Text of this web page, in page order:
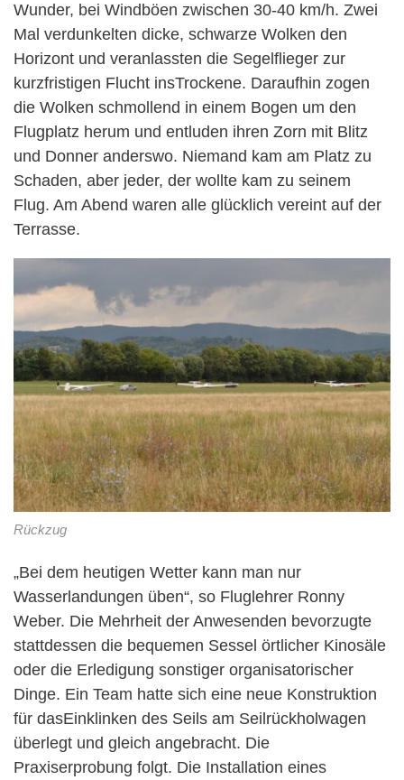
Wunder, bei Windböen zwischen 30-40 km/h. Zwei
Mal verdunkelten dicke, schwarze Wolken den
Horizont und veranlassten die Segelflieger zur
kurzfristigen Flucht insTrockene. Daraufhin zogen
die Wolken schmollend in einem Bogen um den
Flugplatz herum und entluden ihren Zorn mit Blitz
und Donner anderswo. Niemand kam am Platz zu
Schaden, aber jeder, der wollte kam zu seinem
Flug. Am Abend waren alle glücklich vereint auf der
Terrasse.
Rückzug
„Bei dem heutigen Wetter kann man nur
Wasserlandungen üben“, so Fluglehrer Ronny
Weber. Die Mehrheit der Anwesenden bevorzugte
stattdessen die bequemen Sessel örtlicher Kinosäle
oder die Erledigung sonstiger organisatorischer
Dinge. Ein Team hatte sich eine neue Konstruktion
für dasEinklinken des Seils am Seilrückholwagen
überlegt und gleich angebracht. Die
Praxiserprobung folgt. Die Installation eines